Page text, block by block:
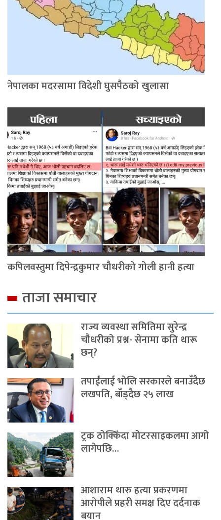
नेपालका मदरसामा विदेशी घुसपैठको खुलासा
कपिलवस्तुमा दिपेन्द्रकुमार चौधरीको गोली हानी हत्या
ताजा समाचार
राज्य व्यवस्था समितिमा सुरेन्द्र
चौधरीको प्रश्न- सेनामा कति थारू
छन्?
तपाईंलाई भोलि सरकारले बनाउँदैछ
लखपति, बाँड्दैछ २५ लाख
ट्रक ठोक्किँदा मोटरसाइकलमा आगो
लागेपछि…
आशाराम थारु हत्या प्रकरणमा
आरोपीले प्रहरी समक्ष दिए दर्दनाक
बयान